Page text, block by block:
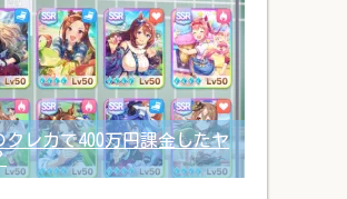
クレカで400万円課金したヤ